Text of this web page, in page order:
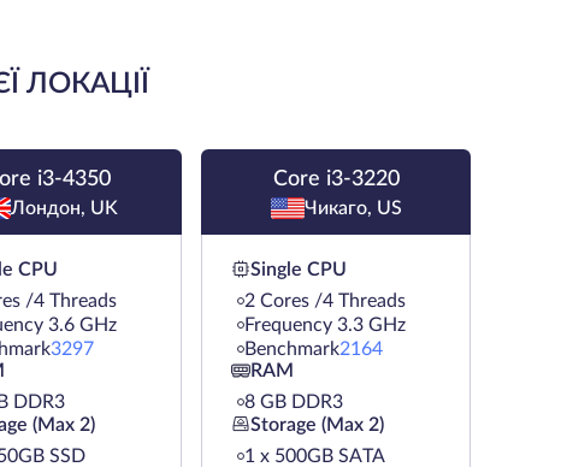
ЛОКАЦІЇ
i3-4350
Лондон, UK
CPU
/4 Threads
3.6 GHz
3297
DDR3
(Max 2)
SSD
Core i3-3220
Чикаго, US
Single CPU
2 Cores /4 Threads
Frequency 3.3 GHz
Benchmark2164
RAM
8 GB DDR3
Storage (Max 2)
1 х 500GB SATA